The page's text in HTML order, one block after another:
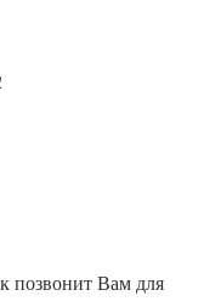
позвонит Вам для